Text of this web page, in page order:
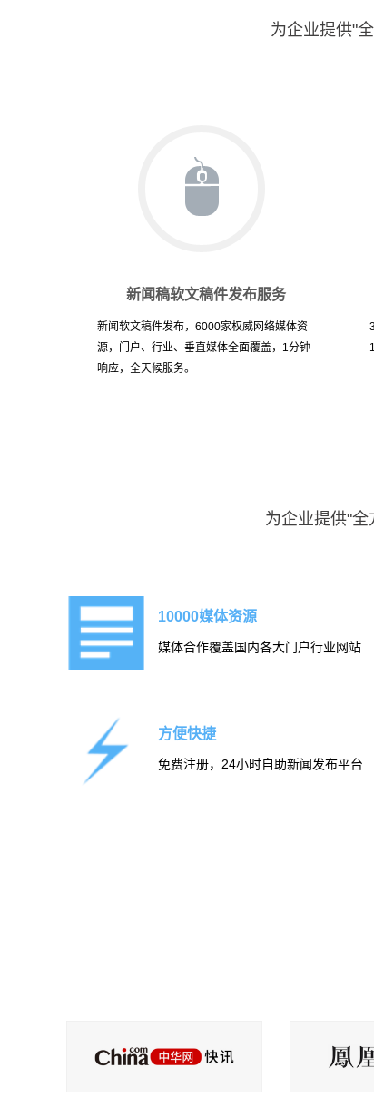
为企业提供"
新闻稿软文稿件发布服务
新闻软文稿件发布，6000家权威网络媒体资
源，门户、行业、垂直媒体全面覆盖，1分钟
响应，全天候服务。
为企业提供"
10000媒体资源
媒体合作覆盖国内各大门户行业网站
方便快捷
免费注册，24小时自助新闻发布平台